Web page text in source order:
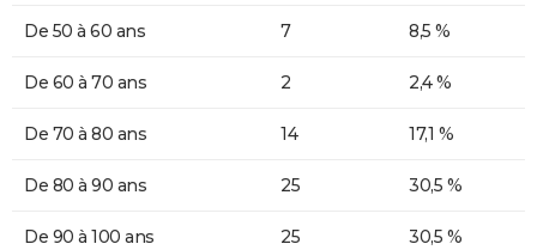
De 50 à 60 ans 7 8,5 %
De 60 à 70 ans 2 2,4 %
De 70 à 80 ans 14 17,1 %
De 80 à 90 ans 25 30,5 %
De 90 à 100 ans 25 30,5 %